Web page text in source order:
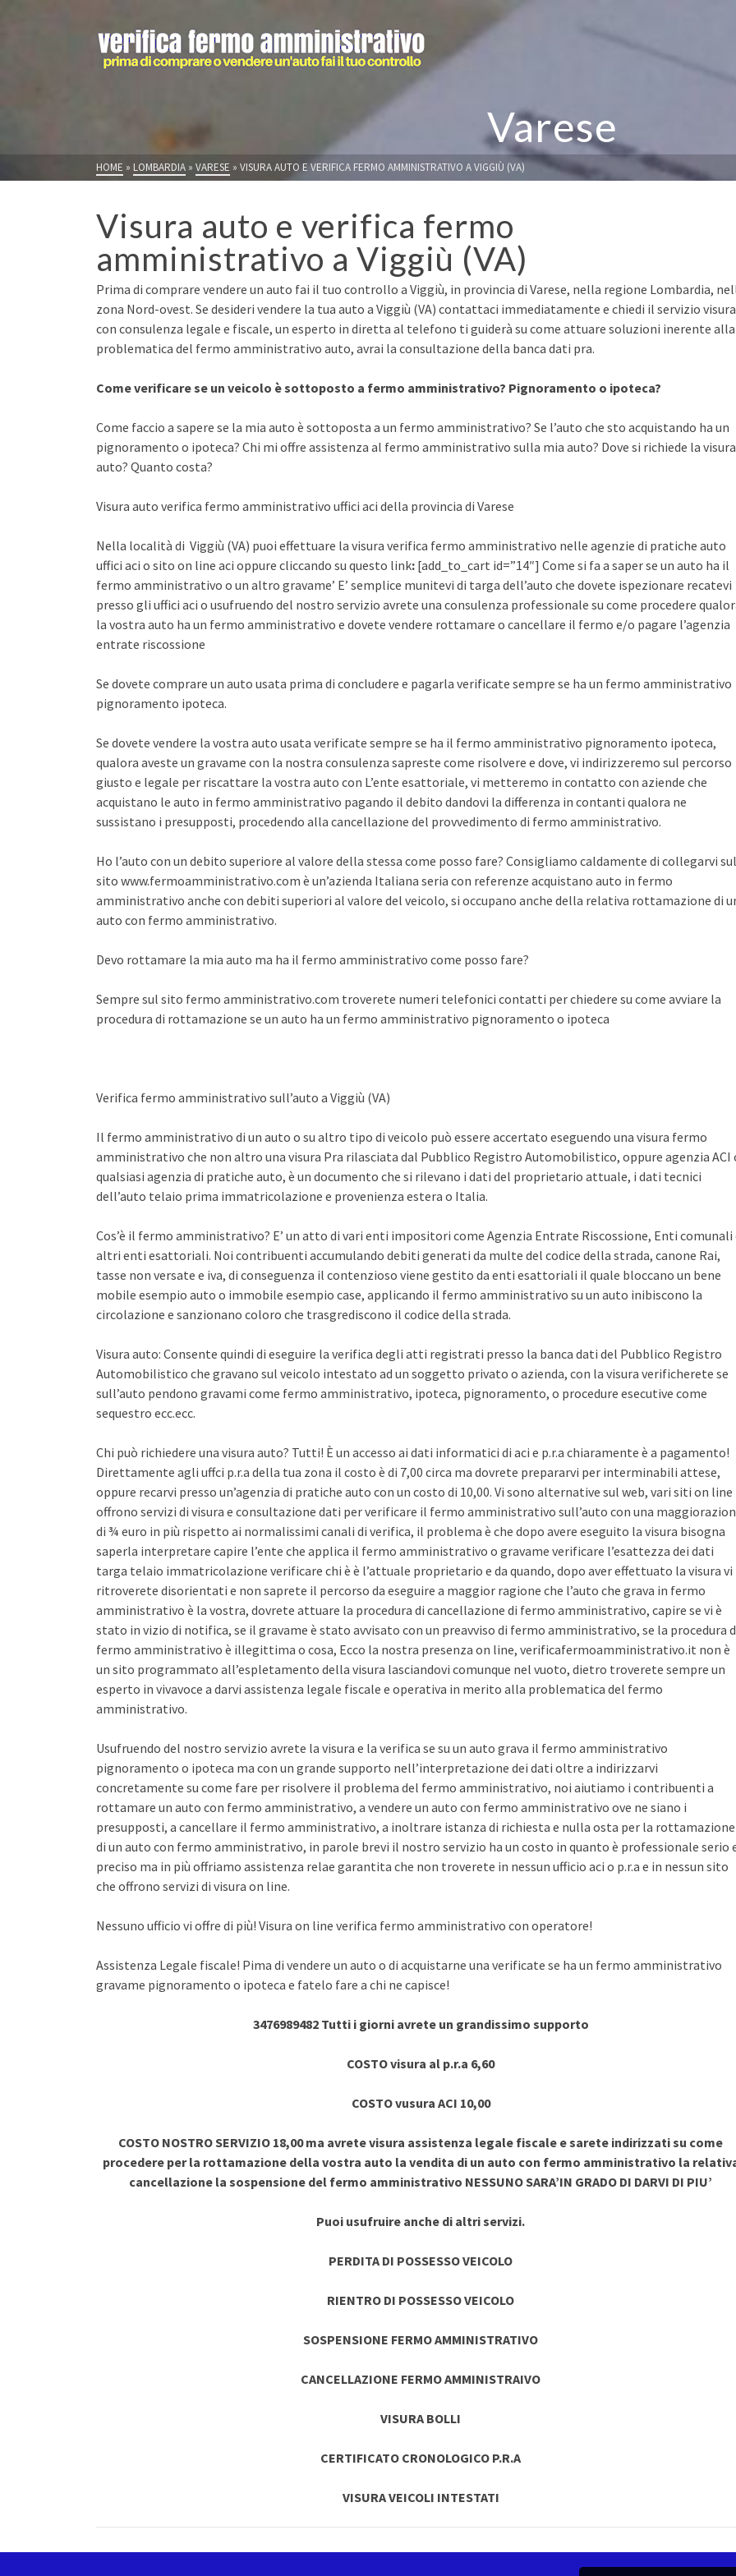
Varese
HOME » LOMBARDIA » VARESE » VISURA AUTO E VERIFICA FERMO AMMINISTRATIVO A VIGGIÙ (VA)
Visura auto e verifica fermo
amministrativo a Viggiù (VA)
Prima di comprare vendere un auto fai il tuo controllo a Viggiù, in provincia di Varese, nella regione Lombardia,
zona Nord-ovest. Se desideri vendere la tua auto a Viggiù (VA) contattaci immediatamente e chiedi il servizio visura
con consulenza legale e fiscale, un esperto in diretta al telefono ti guiderà su come attuare soluzioni inerente alla
problematica del fermo amministrativo auto, avrai la consultazione della banca dati pra.
Come verificare se un veicolo è sottoposto a fermo amministrativo? Pignoramento o ipoteca?
Come faccio a sapere se la mia auto è sottoposta a un fermo amministrativo? Se l’auto che sto acquistando ha un
pignoramento o ipoteca? Chi mi offre assistenza al fermo amministrativo sulla mia auto? Dove si richiede la visura
auto? Quanto costa?
Visura auto verifica fermo amministrativo uffici aci della provincia di Varese
Nella località di Viggiù (VA) puoi effettuare la visura verifica fermo amministrativo nelle agenzie di pratiche auto
uffici aci o sito on line aci oppure cliccando su questo link: [add_to_cart id=”14″] Come si fa a saper se un auto ha il
fermo amministrativo o un altro gravame’ E’ semplice munitevi di targa dell’auto che dovete ispezionare recatevi
presso gli uffici aci o usufruendo del nostro servizio avrete una consulenza professionale su come procedere
la vostra auto ha un fermo amministrativo e dovete vendere rottamare o cancellare il fermo e/o pagare l’agenzia
entrate riscossione
Se dovete comprare un auto usata prima di concludere e pagarla verificate sempre se ha un fermo amministrativo
pignoramento ipoteca.
Se dovete vendere la vostra auto usata verificate sempre se ha il fermo amministrativo pignoramento ipoteca,
qualora aveste un gravame con la nostra consulenza sapreste come risolvere e dove, vi indirizzeremo sul percorso
giusto e legale per riscattare la vostra auto con L’ente esattoriale, vi metteremo in contatto con aziende che
acquistano le auto in fermo amministrativo pagando il debito dandovi la differenza in contanti qualora ne
sussistano i presupposti, procedendo alla cancellazione del provvedimento di fermo amministrativo.
Ho l’auto con un debito superiore al valore della stessa come posso fare? Consigliamo caldamente di collegarvi sul
sito www.fermoamministrativo.com è un’azienda Italiana seria con referenze acquistano auto in fermo
amministrativo anche con debiti superiori al valore del veicolo, si occupano anche della relativa rottamazione di
auto con fermo amministrativo.
Devo rottamare la mia auto ma ha il fermo amministrativo come posso fare?
Sempre sul sito fermo amministrativo.com troverete numeri telefonici contatti per chiedere su come avviare la
procedura di rottamazione se un auto ha un fermo amministrativo pignoramento o ipoteca
Verifica fermo amministrativo sull’auto a Viggiù (VA)
Il fermo amministrativo di un auto o su altro tipo di veicolo può essere accertato eseguendo una visura fermo
amministrativo che non altro una visura Pra rilasciata dal Pubblico Registro Automobilistico, oppure agenzia ACI
qualsiasi agenzia di pratiche auto, è un documento che si rilevano i dati del proprietario attuale, i dati tecnici
dell’auto telaio prima immatricolazione e provenienza estera o Italia.
Cos’è il fermo amministrativo? E’ un atto di vari enti impositori come Agenzia Entrate Riscossione, Enti comunali
altri enti esattoriali. Noi contribuenti accumulando debiti generati da multe del codice della strada, canone Rai,
tasse non versate e iva, di conseguenza il contenzioso viene gestito da enti esattoriali il quale bloccano un bene
mobile esempio auto o immobile esempio case, applicando il fermo amministrativo su un auto inibiscono la
circolazione e sanzionano coloro che trasgrediscono il codice della strada.
Visura auto: Consente quindi di eseguire la verifica degli atti registrati presso la banca dati del Pubblico Registro
Automobilistico che gravano sul veicolo intestato ad un soggetto privato o azienda, con la visura verificherete se
sull’auto pendono gravami come fermo amministrativo, ipoteca, pignoramento, o procedure esecutive come
sequestro ecc.ecc.
Chi può richiedere una visura auto? Tutti! È un accesso ai dati informatici di aci e p.r.a chiaramente è a pagamento!
Direttamente agli uffci p.r.a della tua zona il costo è di 7,00 circa ma dovrete prepararvi per interminabili attese,
oppure recarvi presso un’agenzia di pratiche auto con un costo di 10,00. Vi sono alternative sul web, vari siti on line
offrono servizi di visura e consultazione dati per verificare il fermo amministrativo sull’auto con una
di ¾ euro in più rispetto ai normalissimi canali di verifica, il problema è che dopo avere eseguito la visura bisogna
saperla interpretare capire l’ente che applica il fermo amministrativo o gravame verificare l’esattezza dei dati
targa telaio immatricolazione verificare chi è è l’attuale proprietario e da quando, dopo aver effettuato la visura vi
ritroverete disorientati e non saprete il percorso da eseguire a maggior ragione che l’auto che grava in fermo
amministrativo è la vostra, dovrete attuare la procedura di cancellazione di fermo amministrativo, capire se vi è
stato in vizio di notifica, se il gravame è stato avvisato con un preavviso di fermo amministrativo, se la procedura
fermo amministrativo è illegittima o cosa, Ecco la nostra presenza on line, verificafermoamministrativo.it non è
un sito programmato all’espletamento della visura lasciandovi comunque nel vuoto, dietro troverete sempre un
esperto in vivavoce a darvi assistenza legale fiscale e operativa in merito alla problematica del fermo
amministrativo.
Usufruendo del nostro servizio avrete la visura e la verifica se su un auto grava il fermo amministrativo
pignoramento o ipoteca ma con un grande supporto nell’interpretazione dei dati oltre a indirizzarvi
concretamente su come fare per risolvere il problema del fermo amministrativo, noi aiutiamo i contribuenti a
rottamare un auto con fermo amministrativo, a vendere un auto con fermo amministrativo ove ne siano i
presupposti, a cancellare il fermo amministrativo, a inoltrare istanza di richiesta e nulla osta per la rottamazione
di un auto con fermo amministrativo, in parole brevi il nostro servizio ha un costo in quanto è professionale serio
preciso ma in più offriamo assistenza relae garantita che non troverete in nessun ufficio aci o p.r.a e in nessun sito
che offrono servizi di visura on line.
Nessuno ufficio vi offre di più! Visura on line verifica fermo amministrativo con operatore!
Assistenza Legale fiscale! Pima di vendere un auto o di acquistarne una verificate se ha un fermo amministrativo
gravame pignoramento o ipoteca e fatelo fare a chi ne capisce!
3476989482 Tutti i giorni avrete un grandissimo supporto
COSTO visura al p.r.a 6,60
COSTO vusura ACI 10,00
COSTO NOSTRO SERVIZIO 18,00 ma avrete visura assistenza legale fiscale e sarete indirizzati su come
procedere per la rottamazione della vostra auto la vendita di un auto con fermo amministrativo la
cancellazione la sospensione del fermo amministrativo NESSUNO SARA’IN GRADO DI DARVI DI PIU’
Puoi usufruire anche di altri servizi.
PERDITA DI POSSESSO VEICOLO
RIENTRO DI POSSESSO VEICOLO
SOSPENSIONE FERMO AMMINISTRATIVO
CANCELLAZIONE FERMO AMMINISTRAIVO
VISURA BOLLI
CERTIFICATO CRONOLOGICO P.R.A
VISURA VEICOLI INTESTATI